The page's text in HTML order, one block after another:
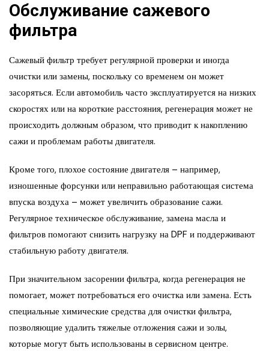
Обслуживание сажевого
фильтра
Сажевый фильтр требует регулярной проверки и иногда
очистки или замены, поскольку со временем он может
засоряться. Если автомобиль часто эксплуатируется на низких
скоростях или на короткие расстояния, регенерация может не
происходить должным образом, что приводит к накоплению
сажи и проблемам работы двигателя.
Кроме того, плохое состояние двигателя – например,
изношенные форсунки или неправильно работающая система
впуска воздуха – может увеличить образование сажи.
Регулярное техническое обслуживание, замена масла и
фильтров помогают снизить нагрузку на DPF и поддерживают
стабильную работу двигателя.
При значительном засорении фильтра, когда регенерация не
помогает, может потребоваться его очистка или замена. Есть
специальные химические средства для очистки фильтра,
позволяющие удалить тяжелые отложения сажи и золы,
которые могут быть использованы в сервисном центре.